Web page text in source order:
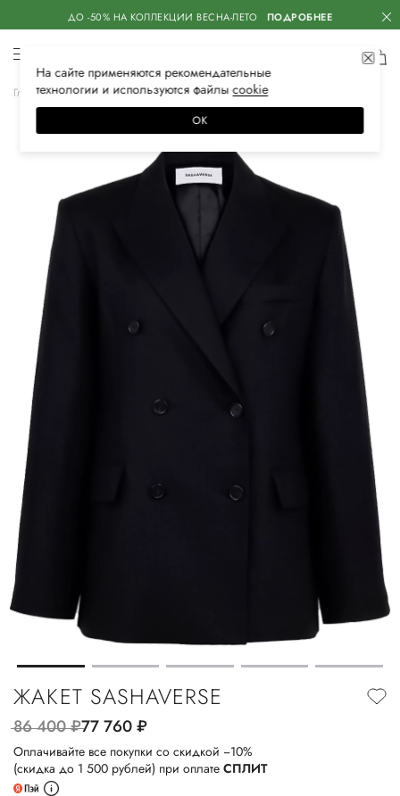
ДО -50% НА КОЛЛЕКЦИИ ВЕСНА-ЛЕТО ПОДРОБНЕЕ
Главная Женская Одежда Пиджаки Повседневные
ЖАКЕТ SASHAVERSE
86 400руб.77 760руб.
Оплачивайте все покупки со скидкой −10%
(скидка до 1 500 рублей) при оплате СПЛИТ
На сайте применяются рекомендательные
технологии и используются файлысооkiе
ОК